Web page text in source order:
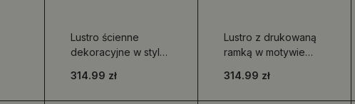
Lustro ścienne
dekoracyjne w stylu
314.99 zł
Lustro z drukowaną
ramką w motywie
314.99 zł